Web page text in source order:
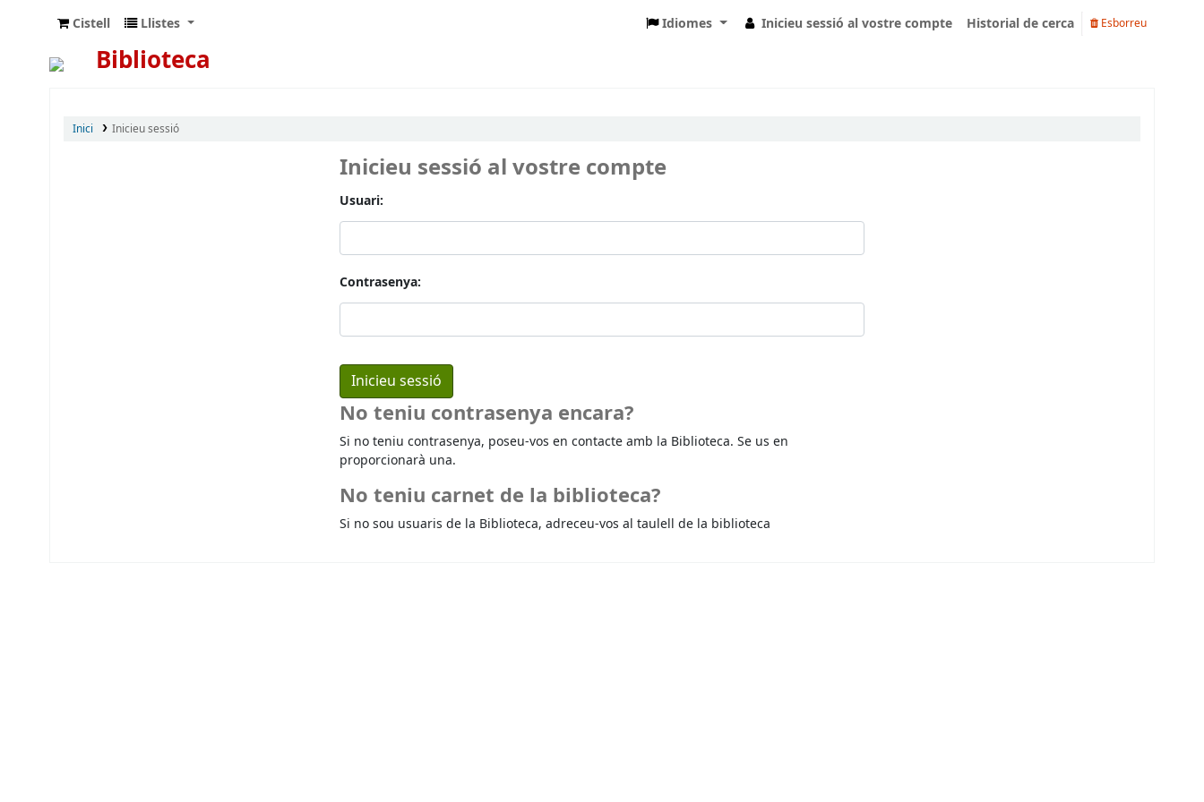
Cistell Llistes Idiomes Inicieu sessió al vostre compte Historial de cerca Esborreu
Biblioteca
Inici Inicieu sessió
Inicieu sessió al vostre compte
Usuari:
Contrasenya:
No teniu contrasenya encara?
Si no teniu contrasenya, poseu-vos en contacte amb la Biblioteca. Se us en
proporcionarà una.
No teniu carnet de la biblioteca?
Si no sou usuaris de la Biblioteca, adreceu-vos al taulell de la biblioteca